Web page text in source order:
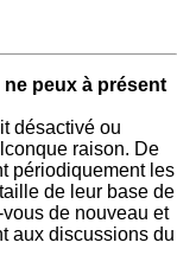
ne peux à présent
désactivé ou
raison. De
périodiquement les
de leur base de
de nouveau et
aux discussions du